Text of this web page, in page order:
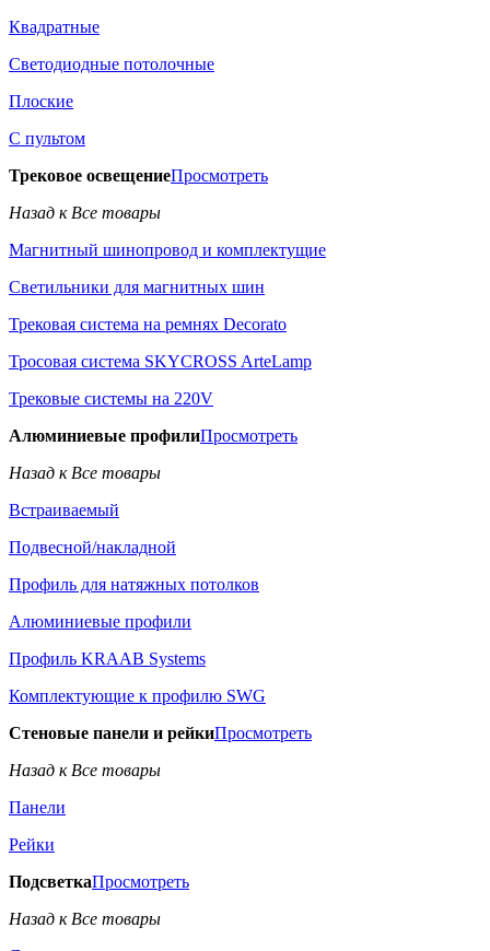
Квадратные
Светодиодные потолочные
Плоские
С пультом
Трековое освещениеПросмотреть
Назад к Все товары
Магнитный шинопровод и комплектущие
Светильники для магнитных шин
Трековая система на ремнях Decorato
Тросовая система SKYCROSS ArteLamp
Трековые системы на 220V
Алюминиевые профилиПросмотреть
Назад к Все товары
Встраиваемый
Подвесной/накладной
Профиль для натяжных потолков
Алюминиевые профили
Профиль KRAAB Systems
Комплектующие к профилю SWG
Стеновые панели и рейкиПросмотреть
Назад к Все товары
Панели
Рейки
ПодсветкаПросмотреть
Назад к Все товары